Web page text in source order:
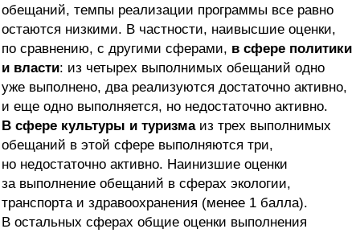
обещаний, темпы реализации программы все равно
остаются низкими. В частности, наивысшие оценки,
по сравнению, с другими сферами, в сфере политики
и власти: из четырех выполнимых обещаний одно
уже выполнено, два реализуются достаточно активно,
и еще одно выполняется, но недостаточно активно.
В сфере культуры и туризмаиз трех выполнимых
обещаний в этой сфере выполняются три,
но недостаточно активно. Наинизшие оценки
за выполнение обещаний в сферах экологии,
транспорта и здравоохранения (менее 1 балла).
В остальных сферах общие оценки выполнения